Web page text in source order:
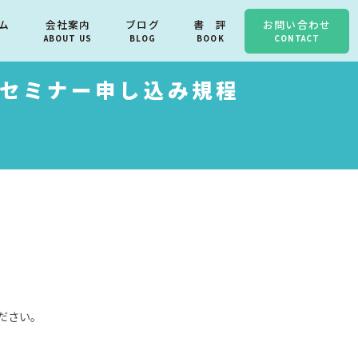
会社案内
ABOUT US
ブログ
BLOG
書 評
BOOK
お問い合わせ
CONTACT
ミナー申し込み規程
い。